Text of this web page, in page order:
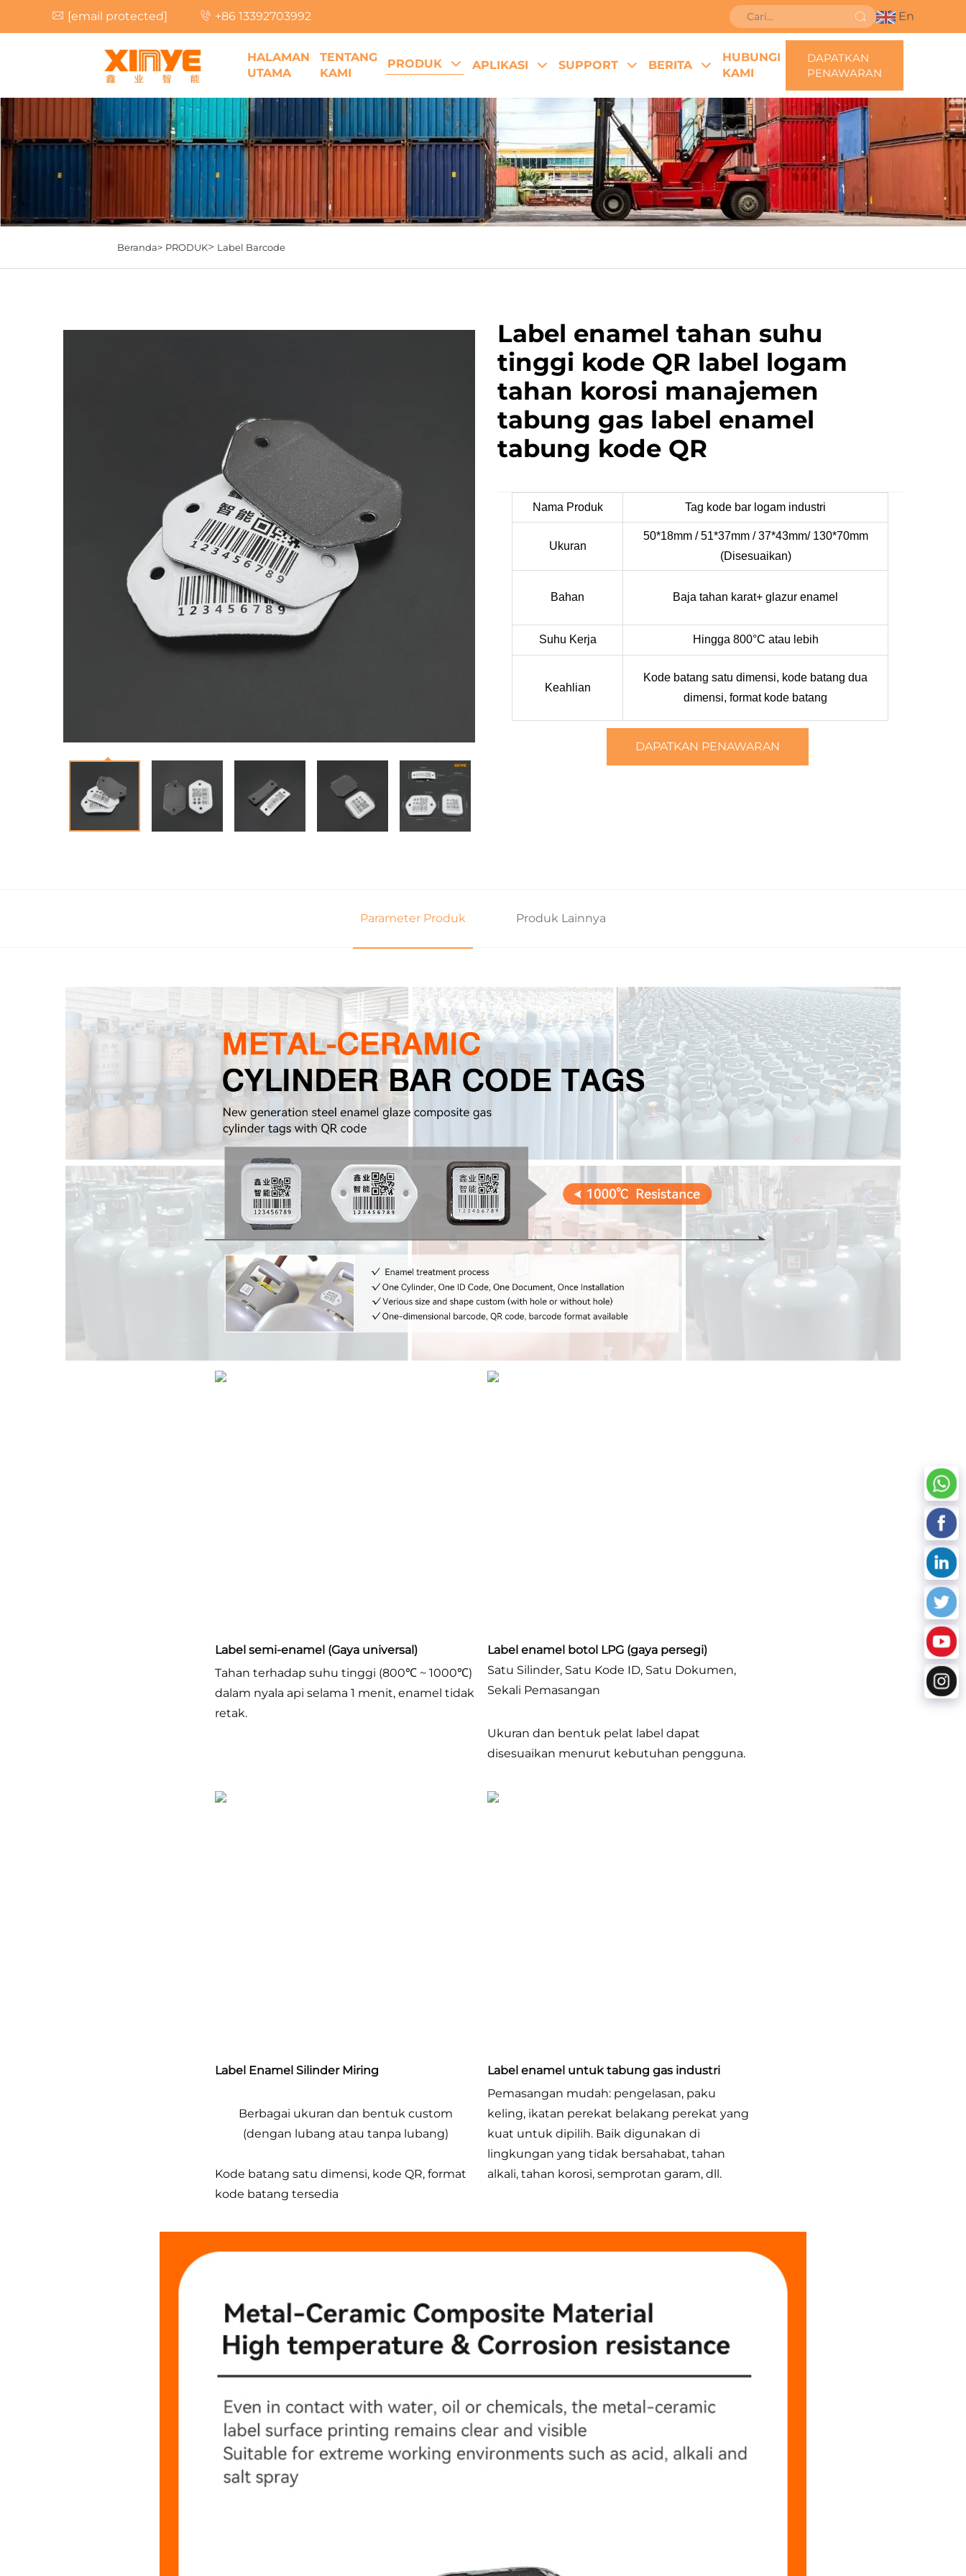
[email protected] +86 13392703992 En
HALAMAN
UTAMA
TENTANG
KAMI
PRODUK APLIKASI SUPPORT BERITA
HUBUNGI
KAMI
DAPATKAN
PENAWARAN
Beranda> PRODUK> Label Barcode
Label enamel tahan suhu
tinggi kode QR label logam
tahan korosi manajemen
tabung gas label enamel
tabung kode QR
Nama Produk Tag kode bar logam industri
Ukuran
50*18mm / 51*37mm /37*43mm/ 130*70mm
(Disesuaikan)
Bahan Baja tahan karat+glazur enamel
Suhu Kerja Hingga 800°C atau lebih
Keahlian
Kode batang satu dimensi, kode batang dua
dimensi, format kode batang
DAPATKAN PENAWARAN
Parameter Produk Produk Lainnya
Label semi-enamel (Gaya universal)
Tahan terhadap suhu tinggi (800℃ ~ 1000℃)
dalam nyala api selama 1 menit, enamel tidak
retak.
Label enamel botol LPG (gaya persegi)
Satu Silinder, Satu Kode ID, Satu Dokumen,
Sekali Pemasangan
Ukuran dan bentuk pelat label dapat
disesuaikan menurut kebutuhan pengguna.
Label Enamel Silinder Miring
Berbagai ukuran dan bentuk custom
(dengan lubang atau tanpa lubang)
Kode batang satu dimensi, kode QR, format
kode batang tersedia
Label enamel untuk tabung gas industri
Pemasangan mudah: pengelasan, paku
keling, ikatan perekat belakang perekat yang
kuat untuk dipilih. Baik digunakan di
lingkungan yang tidak bersahabat, tahan
alkali, tahan korosi, semprotan garam, dll.